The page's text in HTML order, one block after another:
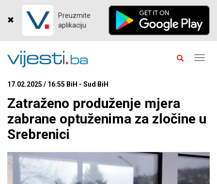
Preuzmite
aplikaciju
17.02.2025 / 16:55 BiH - Sud BiH
Zatraženo produženje mjera
zabrane optuženima za zločine u
Srebrenici